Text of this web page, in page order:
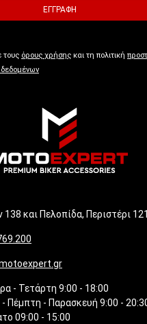
ΕΓΓΡΑΦΉ
όρους χρήσης και τη πολιτική
και Πελοπίδα, Περιστέρι
- Τετάρτη 9:00 - 18:00
- Πέμπτη - Παρασκευή 9:00 -
09:00 - 15:00